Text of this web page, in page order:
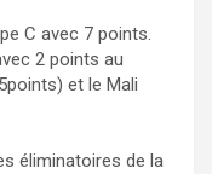
C avec 7 points.
2 points au
et le Mali
éliminatoires de la